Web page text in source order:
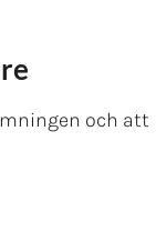
och att